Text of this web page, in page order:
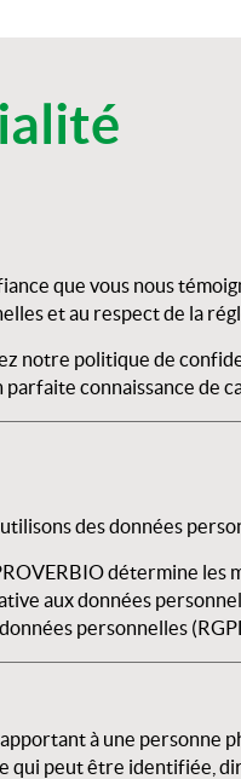
que vous nous
et au respect de la
notre politique de
connaissance de
des données
détermine les
aux données
personnelles
à une personne
qui peut être identifiée,